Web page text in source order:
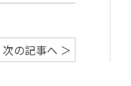
次の記事へ ＞